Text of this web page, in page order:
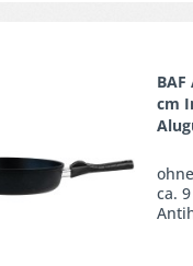
cm
ca.